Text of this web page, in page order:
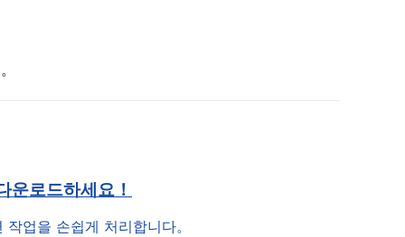
운로드하세요！
업을 손쉽게 처리합니다。